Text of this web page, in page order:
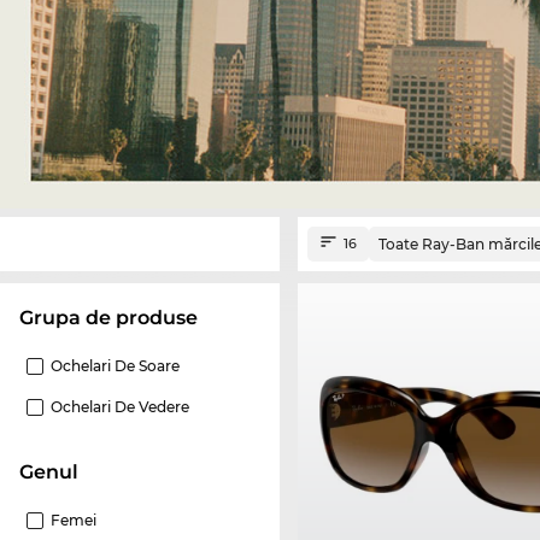
Grupa de produse
Ochelari De Soare
Ochelari De Vedere
Genul
Femei
16 Toate Ray-Ban